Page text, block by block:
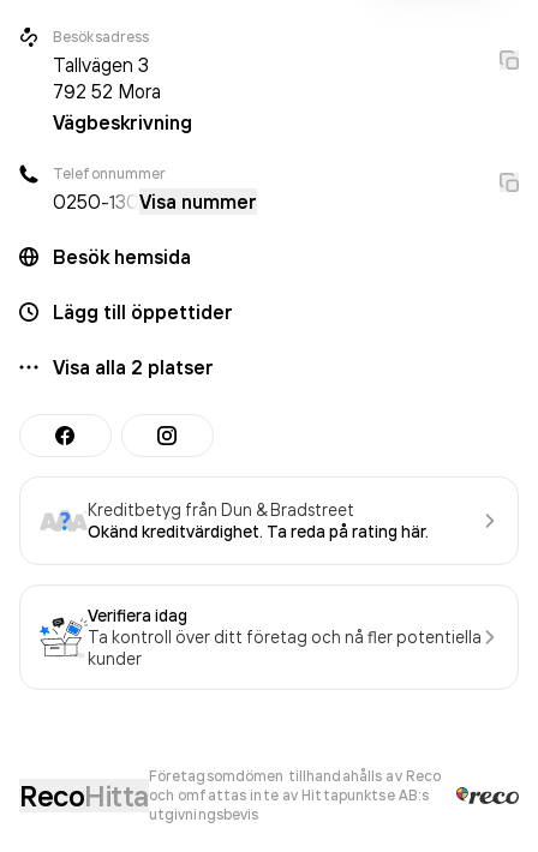
Besöksadress
Tallvägen 3
792 52 Mora
Vägbeskrivning
Telefonnummer
0250-130Visa nummer
Besök hemsida
Lägg till öppettider
Visa alla 2 platser
Kreditbetyg från Dun & Bradstreet
Okänd kreditvärdighet. Ta reda på rating här.
Verifiera idag
Ta kontroll över ditt företag och nå fler potentiella
kunder
RecoHitta
Företagsomdömen tillhandahålls av Reco
och omfattas inte av Hittapunktse AB:s
utgivningsbevis